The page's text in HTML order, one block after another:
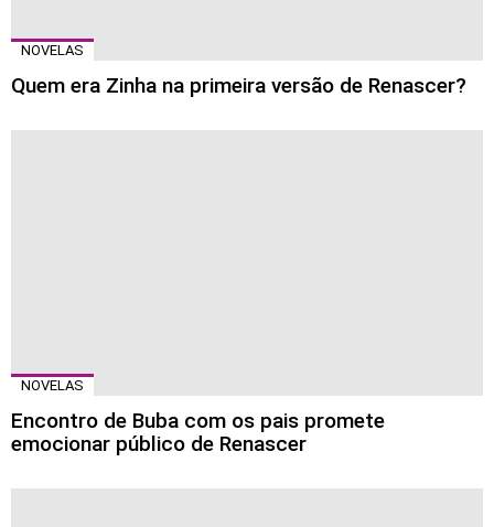
NOVELAS
Quem era Zinha na primeira versão de Renascer?
NOVELAS
Encontro de Buba com os pais promete
emocionar público de Renascer